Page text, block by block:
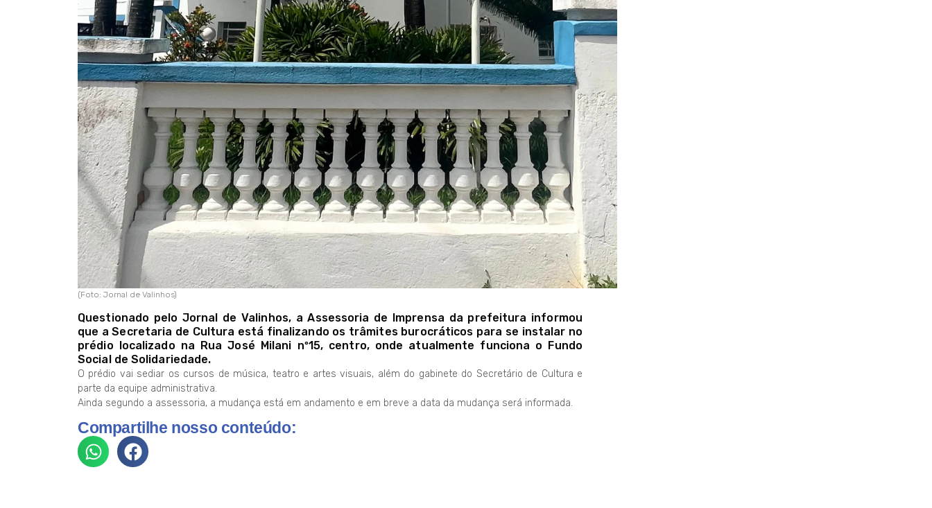
(Foto: Jornal de Valinhos)
Questionado pelo Jornal de Valinhos, a Assessoria de Imprensa da prefeitura informou
que a Secretaria de Cultura está finalizando os trâmites burocráticos para se instalar no
prédio localizado na Rua José Milani nº15, centro, onde atualmente funciona o Fundo
Social de Solidariedade.
O prédio vai sediar os cursos de música, teatro e artes visuais, além do gabinete do Secretário de Cultura e
parte da equipe administrativa.
Ainda segundo a assessoria, a mudança está em andamento e em breve a data da mudança será informada.
Compartilhe nosso conteúdo: